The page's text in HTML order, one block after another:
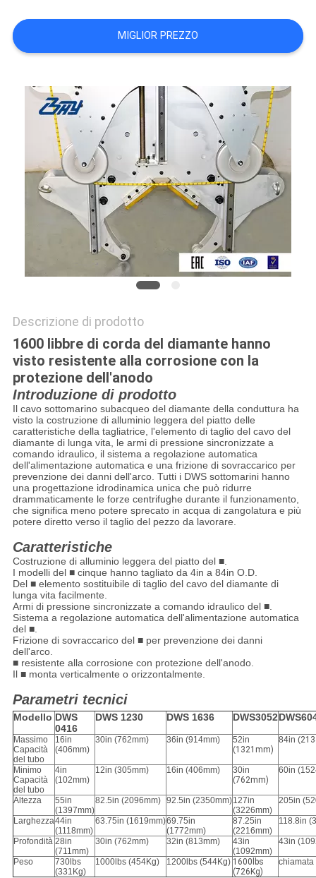
MIGLIOR PREZZO
Descrizione di prodotto
1600 libbre di corda del diamante hanno
visto resistente alla corrosione con la
protezione dell'anodo
Introduzione di prodotto
Il cavo sottomarino subacqueo del diamante della conduttura ha
visto la costruzione di alluminio leggera del piatto delle
caratteristiche della tagliatrice, l'elemento di taglio del cavo del
diamante di lunga vita, le armi di pressione sincronizzate a
comando idraulico, il sistema a regolazione automatica
dell'alimentazione automatica e una frizione di sovraccarico per
prevenzione dei danni dell'arco. Tutti i DWS sottomarini hanno
una progettazione idrodinamica unica che può ridurre
drammaticamente le forze centrifughe durante il funzionamento,
che significa meno potere sprecato in acqua di zangolatura e più
potere diretto verso il taglio del pezzo da lavorare.
Caratteristiche
Costruzione di alluminio leggera del piatto del ■.
I modelli del ■ cinque hanno tagliato da 4in a 84in O.D.
Del ■ elemento sostituibile di taglio del cavo del diamante di
lunga vita facilmente.
Armi di pressione sincronizzate a comando idraulico del ■.
Sistema a regolazione automatica dell'alimentazione automatica
del ■.
Frizione di sovraccarico del ■ per prevenzione dei danni
dell'arco.
■ resistente alla corrosione con protezione dell'anodo.
Il ■ monta verticalmente o orizzontalmente.
Parametri tecnici
Modello DWS
0416
DWS 1230 DWS 1636 DWS3052
Massimo
Capacità
del tubo
16in
(406mm)
30in (762mm) 36in (914mm)
52in
(1321mm)
84in (
Minimo
Capacità
del tubo
4in
(102mm)
12in (305mm) 16in (406mm)
30in
(762mm)
60in
Altezza
55in
(1397mm)
82.5in (2096mm) 92.5in (2350mm)127in
(3226mm)
205in
Larghezza44in
(1118mm)
63.75in (1619mm)69.75in
(1772mm)
87.25in
(2216mm)
118.8in
Profondità 28in
(711mm)
30in (762mm) 32in (813mm)
43in
(1092mm)
43in
Peso
730lbs
(331Kg)
1000lbs (454Kg) 1200lbs (544Kg) 1600lbs
(726Kg)
chiamata